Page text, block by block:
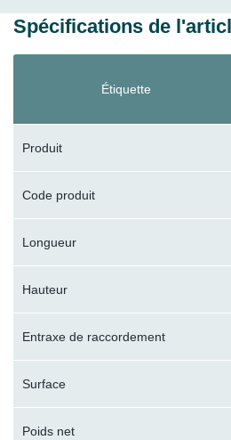
Spécifications de
Étiquette
Produit
Code produit
Longueur
Hauteur
Entraxe de raccordement
Surface
Poids net